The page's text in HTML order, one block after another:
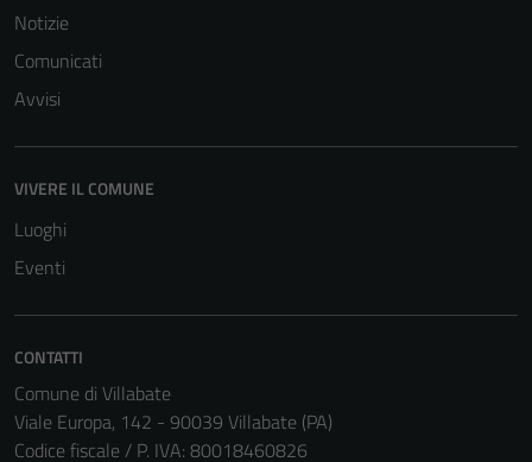
Notizie
Comunicati
Avvisi
VIVERE IL COMUNE
Luoghi
Eventi
CONTATTI
Comune di Villabate
Viale Europa, 142 - 90039 Villabate (PA)
Codice fiscale / P. IVA: 80018460826